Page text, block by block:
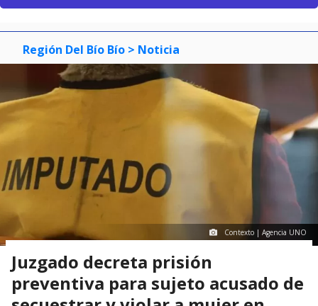
Región Del Bío Bío > Noticia
Contexto | Agencia UNO
Juzgado decreta prisión
preventiva para sujeto acusado de